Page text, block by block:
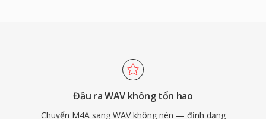
thời gian và ghi chú sản xuất. Đánh đổi chính là
kích thước tệp — một phút stereo chất lượng
CD chiếm khoảng 10 MB — và cấu trúc RIFF
32-bit áp đặt giới hạn 4 GB, dù RF64 đã loại bỏ
Đầu ra WAV không tổn hao
Chuyển M4A sang WAV không nén — định dạng